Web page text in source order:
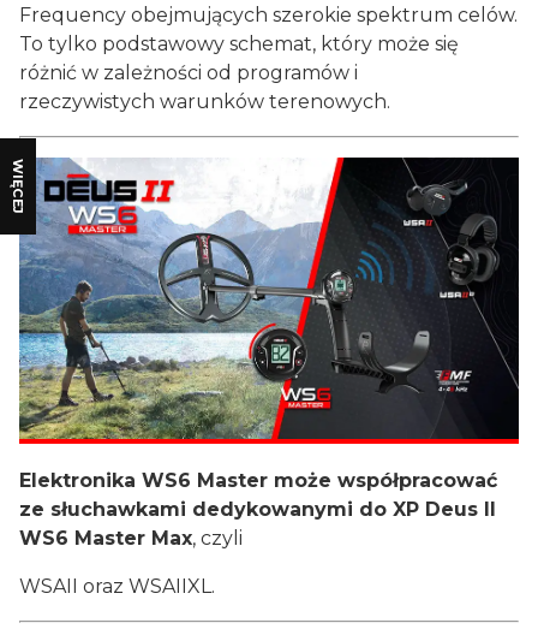
WIĘCEJ
Frequency obejmujących szerokie spektrum celów.
To tylko podstawowy schemat, który może się
różnić w zależności od programów i
rzeczywistych warunków terenowych.
Elektronika WS6 Master może współpracować
ze słuchawkami dedykowanymi do XP Deus II
WS6 Master Max, czyli
WSAII oraz WSAIIXL.